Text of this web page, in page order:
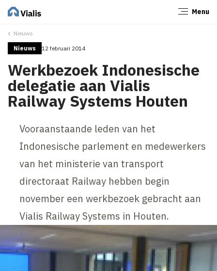
Menu
Nieuws
Nieuws 12 februari 2014
Werkbezoek Indonesische
delegatie aan Vialis
Railway Systems Houten
Vooraanstaande leden van het
Indonesische parlement en medewerkers
van het ministerie van transport
directoraat Railway hebben begin
november een werkbezoek gebracht aan
Vialis Railway Systems in Houten.
Sluiten